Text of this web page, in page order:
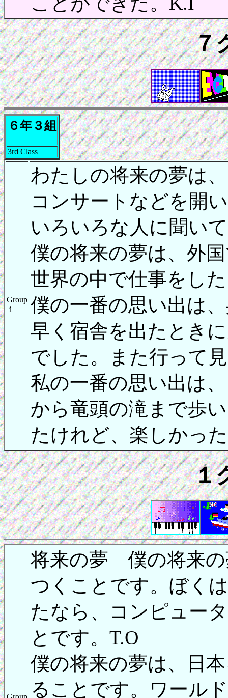
７
６年３組
3rd Class
Group
１
わたしの将来の夢は
コンサートなどを開
いろいろな人に聞い
僕の将来の夢は、外
世界の中で仕事をし
僕の一番の思い出は
早く宿舎を出たとき
でした。また行って
私の一番の思い出は
から竜頭の滝まで歩
たけれど、楽しかっ
１
将来の夢 僕の将来の
つくことです。ぼく
たなら、コンピュー
とです。T.O
僕の将来の夢は、日
ることです。ワール